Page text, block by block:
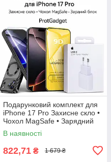
Подарунковий комплект для
iPhone 17 Pro Захисне скло •
Чохол MagSafe • Зарядний
блок
В наявності
822,71 ₴ 1 679 ₴